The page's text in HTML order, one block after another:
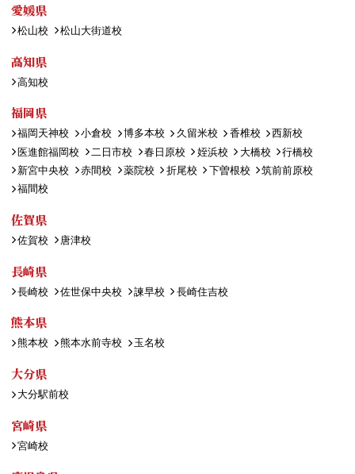
愛媛県
松山校 松山大街道校
高知県
高知校
福岡県
福岡天神校 小倉校 博多本校 久留米校 香椎校
西新校
医進館福岡校
二日市校 春日原校 姪浜校 大橋校
行橋校
新宮中央校
赤間校 薬院校 折尾校 下曽根校
筑前前原校
福間校
佐賀県
佐賀校 唐津校
長崎県
長崎校 佐世保中央校 諫早校 長崎住吉校
熊本県
熊本校 熊本水前寺校 玉名校
大分県
大分駅前校
宮崎県
宮崎校